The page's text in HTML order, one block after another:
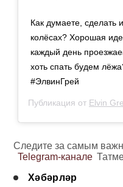
Как думаете, сделать
колёсах? Хорошая
каждый день
хоть спать будем
#ЭлвинГрей
Публикация от Elvin
Следите за самым
Telegram-канале
Хәбәрләр